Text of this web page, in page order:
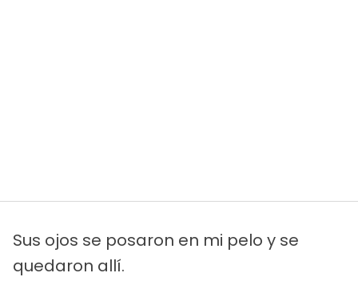
Sus ojos se posaron en mi pelo y se
quedaron allí.